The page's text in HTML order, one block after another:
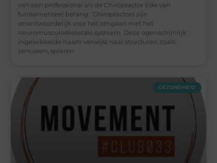
van een professional als de Chiropractor Ede van
fundamenteel belang. Chiropractors zijn
verantwoordelijk voor het omgaan met het
neuromusculoskeletale systeem. Deze ogenschijnlijk
ingewikkelde naam verwijst naar structuren zoals
zenuwen, spieren
GEZONDHEID